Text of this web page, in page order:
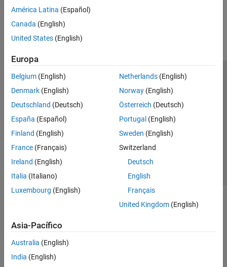
América Latina (Español)
Canada (English)
United States (English)
Europa
Belgium (English)
Denmark (English)
Deutschland (Deutsch)
España (Español)
Finland (English)
France (Français)
Ireland (English)
Italia (Italiano)
Luxembourg (English)
Netherlands(English)
Norway(English)
Österreich (Deutsch)
Portugal (English)
Sweden (English)
Switzerland
Deutsch
English
Français
United Kingdom(English)
Asia-Pacífico
Australia (English)
India (English)
Centro de confianza
Marcas comerciales
Política de privacidad
Antipiratería
Estado de las aplicaciones
Información de contacto
© 1994-2026 The MathWorks, Inc.